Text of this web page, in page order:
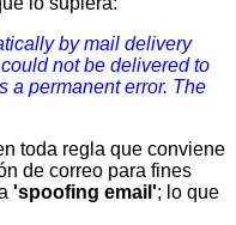
by mail delivery
not be delivered to
a permanent error. The
toda regla que conviene
de correo para fines
'spoofing email'; lo que